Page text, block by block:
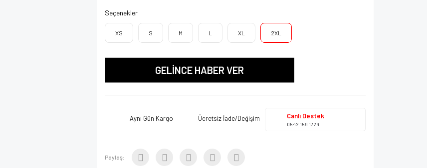
Seçenekler
XS S M L XL 2XL
GELİNCE HABER VER
Aynı Gün Kargo Ücretsiz İade/Değişim Canlı Destek
0542 159 1729
Paylaş: